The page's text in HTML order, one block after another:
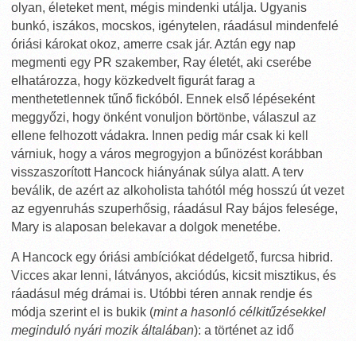
olyan, életeket ment, mégis mindenki utálja. Ugyanis
bunkó, iszákos, mocskos, igénytelen, ráadásul mindenfelé
óriási károkat okoz, amerre csak jár. Aztán egy nap
megmenti egy PR szakember, Ray életét, aki cserébe
elhatározza, hogy közkedvelt figurát farag a
menthetetlennek tűnő fickóból. Ennek első lépéseként
meggyőzi, hogy önként vonuljon börtönbe, válaszul az
ellene felhozott vádakra. Innen pedig már csak ki kell
várniuk, hogy a város megrogyjon a bűnözést korábban
visszaszorított Hancock hiányának súlya alatt. A terv
beválik, de azért az alkoholista tahótól még hosszú út vezet
az egyenruhás szuperhősig, ráadásul Ray bájos felesége,
Mary is alaposan belekavar a dolgok menetébe.
A Hancock egy óriási ambíciókat dédelgető, furcsa hibrid.
Vicces akar lenni, látványos, akciódús, kicsit misztikus, és
ráadásul még drámai is. Utóbbi téren annak rendje és
módja szerint el is bukik (mint a hasonló célkitűzésekkel
meginduló nyári mozik általában): a történet az idő